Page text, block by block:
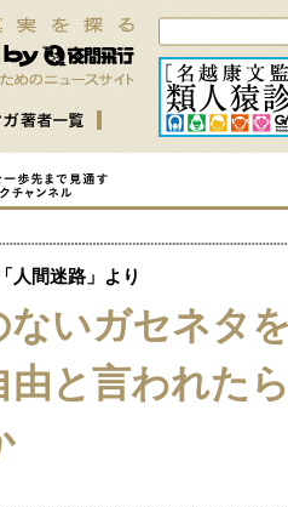
人間迷路」より
ないガセネタ
由と言われた